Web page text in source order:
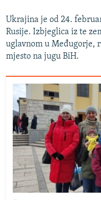
Ukrajina je od 24.
Rusije. Izbjeglica iz te
uglavnom u Međugorje,
mjesto na jugu BiH.